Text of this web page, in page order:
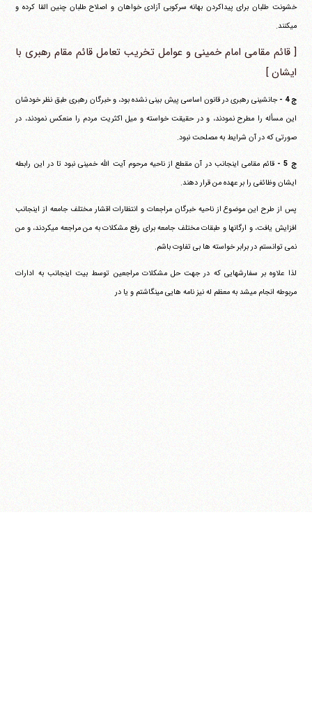
خشونت طلبان برای پیداکردن بهانه سرکوبی آزادی خواهان و اصلاح طلبان چنین القا کرده و
می‎کنند.
[ قائم مقامی امام خمینی و عوامل تخریب تعامل قائم مقام رهبری با
ایشان ]
ج 4 -
جانشینی رهبری در قانون اساسی پیش بینی نشده بود، و خبرگان رهبری طبق نظر خودشان
این مسأله را مطرح نمودند، و در حقیقت خواسته و میل اکثریت مردم را منعکس نمودند، در
صورتی که در آن شرایط به مصلحت نبود.
ج 5 -
قائم مقامی اینجانب در آن مقطع از ناحیه مرحوم آیت الله خمینی نبود تا در این رابطه
ایشان وظائفی را بر عهده من قرار دهند.
پس از طرح این موضوع از ناحیه خبرگان مراجعات و انتظارات اقشار مختلف جامعه از اینجانب
افزایش یافت، و ارگانها و طبقات مختلف جامعه برای رفع مشکلات به من مراجعه می‎کردند، و من
نمی توانستم در برابر خواسته ها بی تفاوت باشم.
لذا علاوه بر سفارشهایی که در جهت حل مشکلات مراجعین توسط بیت اینجانب به ادارات
مربوطه انجام می‎شد به معظم له نیز نامه هایی می‎نگاشتم و یا در